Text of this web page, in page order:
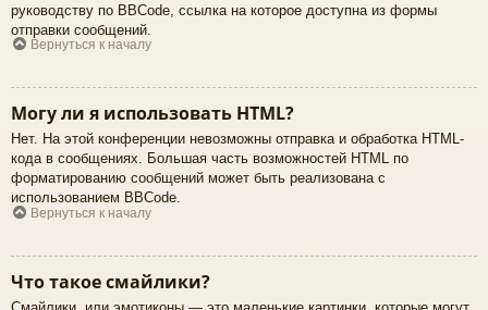
руководству по BBCode, ссылка на которое доступна из формы
отправки сообщений.
Вернуться к началу
Могу ли я использовать HTML?
Нет. На этой конференции невозможны отправка и обработка HTML-
кода в сообщениях. Большая часть возможностей HTML по
форматированию сообщений может быть реализована с
использованием BBCode.
Вернуться к началу
Что такое смайлики?